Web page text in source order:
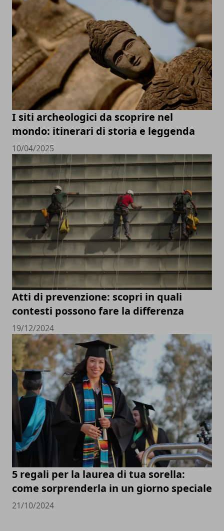
I siti archeologici da scoprire nel
mondo: itinerari di storia e leggenda
10/04/2025
Atti di prevenzione: scopri in quali
contesti possono fare la differenza
19/12/2024
5 regali per la laurea di tua sorella:
come sorprenderla in un giorno speciale
21/10/2024